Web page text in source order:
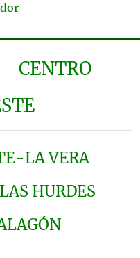
CENTRO
LA VERA
HURDES